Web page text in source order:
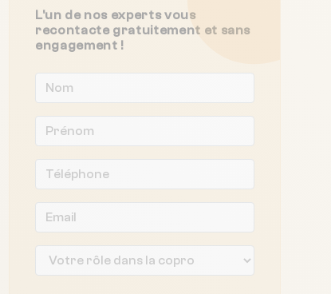
L'un de nos experts vous
recontacte gratuitement et sans
engagement !